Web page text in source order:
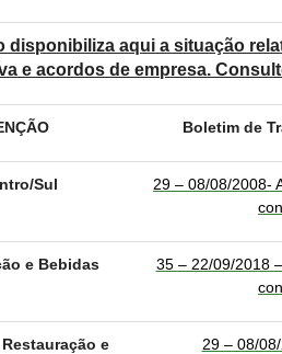
disponibiliza aqui a situação
e acordos de empresa.
Boletim de
Sul
29 – 08/08/2008-
e Bebidas
35 – 22/09/2018
e
29 – 08/